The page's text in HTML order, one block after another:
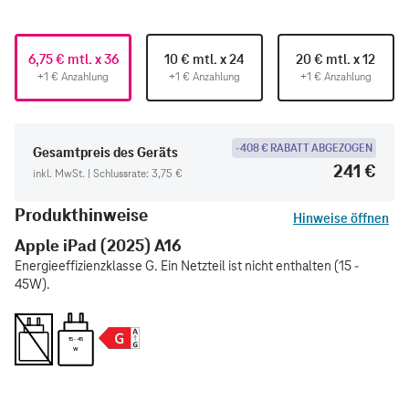
6,75 € mtl. x 36
+1 € Anzahlung
10 € mtl. x 24
+1 € Anzahlung
20 € mtl. x 12
+1 € Anzahlung
Gesamtpreis des Geräts
inkl. MwSt. | Schlussrate: 3,75 €
-408 € RABATT ABGEZOGEN
241 €
Produkthinweise
Hinweise öffnen
Apple iPad (2025) A16
Energieeffizienzklasse G. Ein Netzteil ist nicht enthalten (15 -
45W).
15 - 45
W